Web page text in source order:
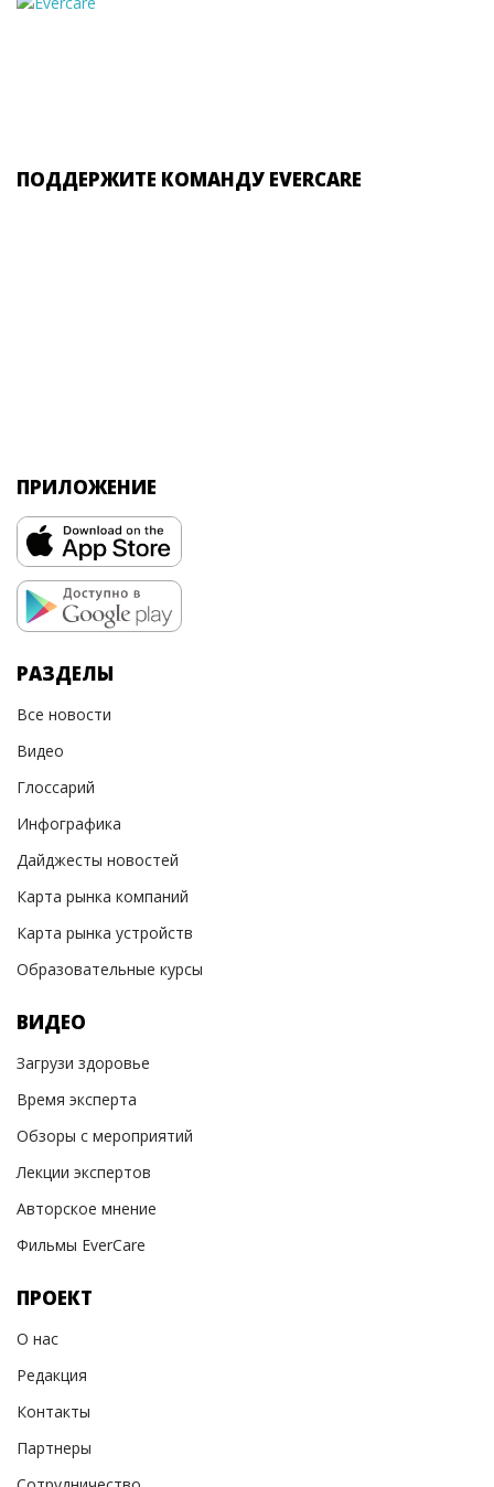
ПОДДЕРЖИТЕ КОМАНДУ EVERCARE
ПРИЛОЖЕНИЕ
РАЗДЕЛЫ
Все новости
Видео
Глоссарий
Инфографика
Дайджесты новостей
Карта рынка компаний
Карта рынка устройств
Образовательные курсы
ВИДЕО
Загрузи здоровье
Время эксперта
Обзоры с мероприятий
Лекции экспертов
Авторское мнение
Фильмы EverCare
ПРОЕКТ
О нас
Редакция
Контакты
Партнеры